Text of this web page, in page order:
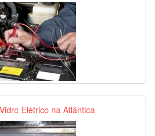
Elétrico na Atlântica